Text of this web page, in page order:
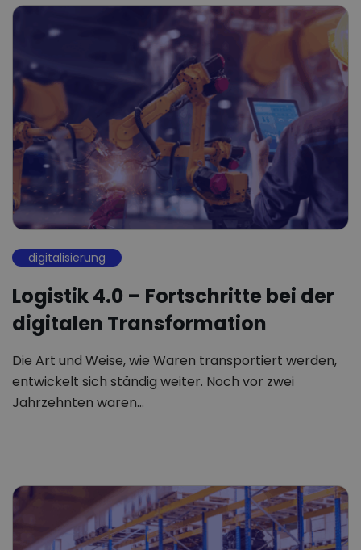
digitalisierung
Logistik 4.0 – Fortschritte bei der
digitalen Transformation
Die Art und Weise, wie Waren transportiert werden,
entwickelt sich ständig weiter. Noch vor zwei
Jahrzehnten waren…